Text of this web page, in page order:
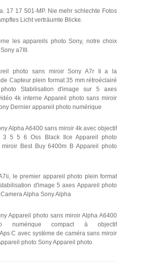
17 17 501-MP. Nie mehr schlechte Fotos
Licht verträumte Blicke.
les appareils photo Sony, notre choix
a7III.
photo sans miroir Sony A7r Ii a la
Capteur plein format 35 mm rétroéclairé
Stabilisation d'image sur 5 axes
4k interne Appareil photo sans miroir
Dernier appareil photo numérique
Alpha A6400 sans miroir 4k avec objectif
3 5 5 6 Oss Black Ilce Appareil photo
Best Buy 6400m B Appareil photo
le premier appareil photo plein format
d'image 5 axes Appareil photo
Alpha Sony Alpha
Appareil photo sans miroir Alpha A6400
numérique compact à objectif
C avec système de caméra sans miroir
photo Sony Appareil photo